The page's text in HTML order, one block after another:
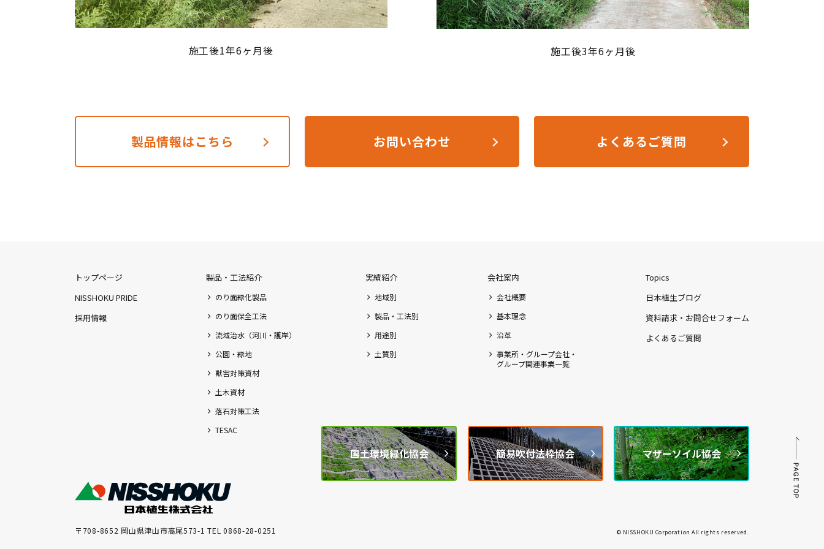
施工後1年6ヶ月後 施工後3年6ヶ月後
製品情報はこちら お問い合わせ よくあるご質問
トップページ
NISSHOKU PRIDE
採用情報
製品・工法紹介
のり面緑化製品
のり面保全工法
流域治水（河川・護岸）
公園・緑地
獣害対策資材
土木資材
落石対策工法
TESAC
実績紹介
地域別
製品・工法別
用途別
土質別
会社案内
会社概要
基本理念
沿革
事業所・グループ会社・
グループ関連事業一覧
Topics
日本植生ブログ
資料請求・お問合せフォーム
よくあるご質問
国土環境緑化協会 簡易吹付法枠協会 マザーソイル協会
〒708-8652 岡山県津山市高尾573-1 TEL 0868-28-0251 © NISSHOKU Corporation All rights reserved.